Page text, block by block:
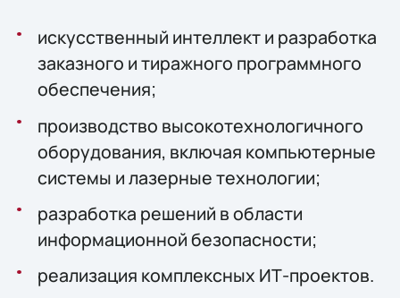
искусственный интеллект и разработка
заказного и тиражного программного
обеспечения;
производство высокотехнологичного
оборудования, включая компьютерные
системы и лазерные технологии;
разработка решений в области
информационной безопасности;
реализация комплексных ИТ-проектов.